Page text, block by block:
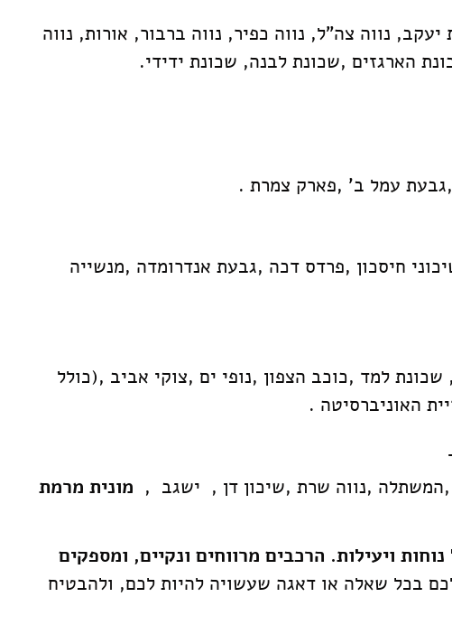
נווה צה"ל, נווה כפיר, נווה ברבור, אורות, נווה
הארגזים ,שכונת לבנה, שכונת ידידי.
,גבעת עמל ב' ,פארק צמרת .
חיסכון ,פרדס דכה ,גבעת אנדרומדה ,מנשייה
למד ,כוכב הצפון ,נופי ים ,צוקי אביב ,(כולל
האוניברסיטה .
,נווה שרת ,שיכון דן , ישגב , מונית מרמת
ויעילות. הרכבים מרווחים ונקיים, ומספקים
בכל שאלה או דאגה שעשויה להיות לכם, ולהבטיח